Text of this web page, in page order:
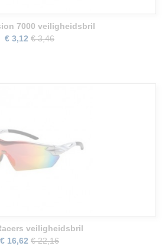
7000 veiligheidsbril
€ 3,12 € 3,46
veiligheidsbril
€ 16,62 € 22,16